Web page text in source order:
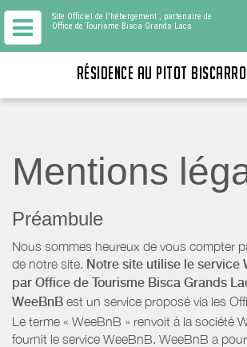
Site Officiel de l'hébergement , partenaire de
Office de Tourisme Bisca Grands Lacs
RÉSIDENCE AU PITOT
Mentions
Préambule
Nous sommes heureux de vous compter
de notre site. Notre site utilise le service
par Office de Tourisme Bisca Grands
WeeBnB est un service proposé via les
Le terme « WeeBnB » renvoit à la société
fournit le service WeeBnB. WeeBnB a